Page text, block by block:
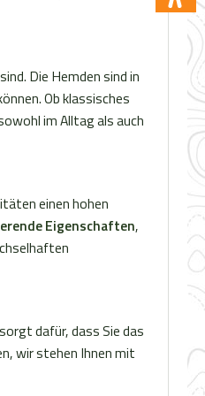
die dieses Hemd
Louie und erleben Sie
für hervorragende
Tragen unter einer
Die Hemden sind in
Ob klassisches
im Alltag als auch
einen hohen
Eigenschaften,
dafür, dass Sie das
wir stehen Ihnen mit